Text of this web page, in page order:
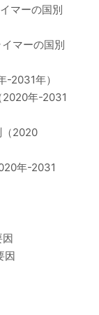
マーの国別
マーの国別
-2031年）
2020年-2031
（2020
年-2031
因
因